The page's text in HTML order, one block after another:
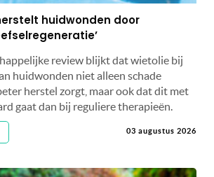
huidwonden door
review blijkt dat wietolie bij
huidwonden niet alleen schade
herstel zorgt, maar ook dat dit met
gaat dan bij reguliere therapieën.
03 augustus 2026